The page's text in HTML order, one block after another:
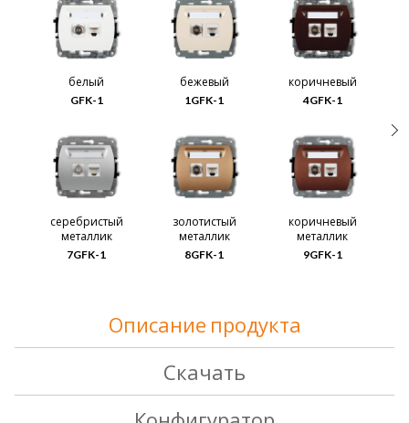
белый
GFK-1
бежевый
1GFK-1
коричневый
4GFK-1
серебристый
металлик
7GFK-1
золотистый
металлик
8GFK-1
коричневый
металлик
9GFK-1
Описание продукта
Скачать